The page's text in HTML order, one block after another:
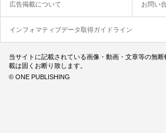
広告掲載について お問い
インフォマティブデータ取得ガイドライン
当サイトに記載されている画像・動画・文章等の無
載は固くお断り致します。
© ONE PUBLISHING